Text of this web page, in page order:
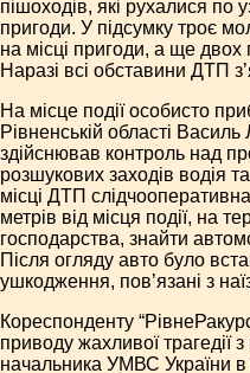
пішоходів, які рухалися по
пригоди. У підсумку троє
на місці пригоди, а ще двох
Наразі всі обставини ДТП
На місце події особисто
Рівненській області
здійснював контроль над
розшукових заходів водія
місці ДТП
метрів від місця події, на
господарства, знайти
Після огляду авто було
ушкодження, пов’язані з
Кореспонденту
приводу жахливої трагедії
начальника УМВС України в